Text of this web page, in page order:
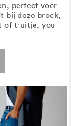
perfect voor
bij deze broek,
of truitje, you